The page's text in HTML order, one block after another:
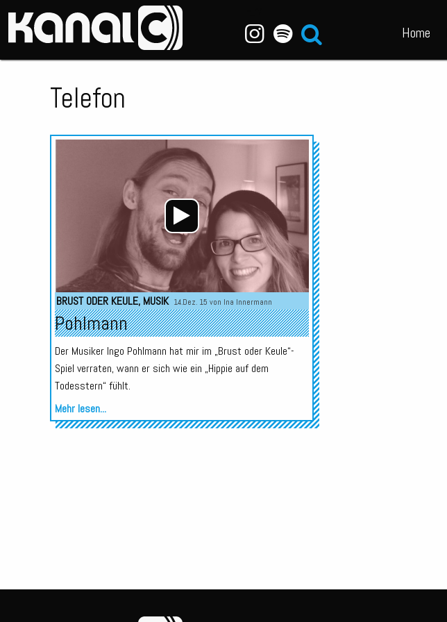
Home
Telefon
Audio-
Player
BRUST ODER KEULE, MUSIK 14.Dez. 15 von Ina Innermann
Pohlmann
Der Musiker Ingo Pohlmann hat mir im „Brust oder Keule“-
Spiel verraten, wann er sich wie ein „Hippie auf dem
Todesstern“ fühlt.
Mehr lesen...